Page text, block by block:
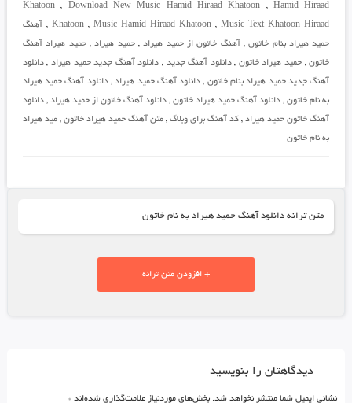
Khatoon, Download New Music Hamid Hiraad Khatoon , Hamid Hiraad
Khatoon, Music Hamid Hiraad Khatoon ,Music Text Khatoon Hiraad
, آهنگ
حمید هیراد بنام خاتون, آهنگ خاتون از حمید هیراد,حمید هیراد,حمید هیراد آهنگ
خاتون, حمید هیراد خاتون ,دانلود آهنگ جدید , دانلود آهنگ جدید حمید هیراد,دانلود
آهنگ جدید حمید هیراد بنام خاتون , دانلود آهنگ حمید هیراد,دانلود آهنگ حمید هیراد
به نام خاتون, دانلود آهنگ حمید هیراد خاتون, دانلود آهنگ خاتون از حمید هیراد ,دانلود
آهنگ خاتون حمید هیراد, کد آهنگ برای وبلاگ, متن آهنگ حمید هیراد خاتون ,مید هیراد
به نام خاتون
متن ترانه دانلود آهنگ حمید هیراد به نام خاتون
+ افزودن متن ترانه
دیدگاهتان را بنویسید
نشانی ایمیل شما منتشر نخواهد شد. بخش‌های موردنیاز علامت‌گذاری شده‌اند *